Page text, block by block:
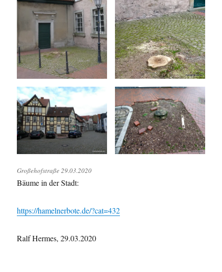
Großehofstraße 29.03.2020
Bäume in der Stadt:
https://hamelnerbote.de/?cat=432
Ralf Hermes, 29.03.2020